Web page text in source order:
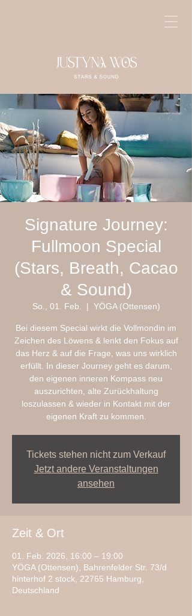
Signature Journey:
Fullmoon Special
(Stars, Breath, Cacao
& Sound)
So., 01. Feb.
  |
YÖGA (Ottensen)
Bei diesem Special wirkt die Vollmondin im
Zeichen des Löwens & lenkt den Fokus auf
das Herz & auf die Frage, was uns wirklich
erfüllt. In dieser Journey geht es darum,
den eigenen inneren Kompass neu
auszurichten, alte Zurückhaltung
loszulassen & wieder in Kontakt mit der
eigenen Kraft zu kommen.
Tickets stehen nicht zum Verkauf
Jetzt andere Veranstaltungen
ansehen
Zeit & Ort
01. Feb. 2026, 16:00 – 19:00
YÖGA (Ottensen), Bahrenfelder Str. 73/d
hinterhof 2 stock, 22765 Hamburg,
Deutschland